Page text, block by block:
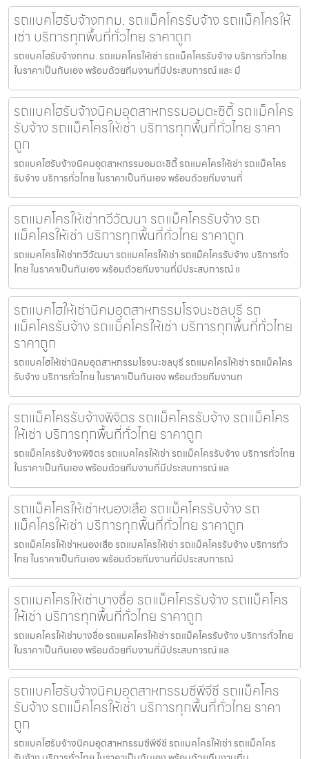
รถแบคโฮรับจ้างกทม. รถแม็คโครรับจ้าง รถแม็คโครให้
เช่า บริการทุกพื้นที่ทั่วไทย ราคาถูก
รถแบคโฮรับจ้างกทม. รถแมคโครให้เช่า รถแม็คโครรับจ้าง บริการทั่วไทย
ในราคาเป็นกันเอง พร้อมด้วยทีมงานที่มีประสบการณ์ และ มื
รถแบคโฮรับจ้างนิคมอุตสาหกรรมอมตะซิตี้ รถแม็คโคร
รับจ้าง รถแม็คโครให้เช่า บริการทุกพื้นที่ทั่วไทย ราคา
ถูก
รถแบคโฮรับจ้างนิคมอุตสาหกรรมอมตะซิตี้ รถแมคโครให้เช่า รถแม็คโคร
รับจ้าง บริการทั่วไทย ในราคาเป็นกันเอง พร้อมด้วยทีมงานที่
รถแมคโครให้เช่าทวีวัฒนา รถแม็คโครรับจ้าง รถ
แม็คโครให้เช่า บริการทุกพื้นที่ทั่วไทย ราคาถูก
รถแมคโครให้เช่าทวีวัฒนา รถแมคโครให้เช่า รถแม็คโครรับจ้าง บริการทั่ว
ไทย ในราคาเป็นกันเอง พร้อมด้วยทีมงานที่มีประสบการณ์ แ
รถแบคโฮให้เช่านิคมอุตสาหกรรมโรจนะชลบุรี รถ
แม็คโครรับจ้าง รถแม็คโครให้เช่า บริการทุกพื้นที่ทั่วไทย
ราคาถูก
รถแบคโฮให้เช่านิคมอุตสาหกรรมโรจนะชลบุรี รถแมคโครให้เช่า รถแม็คโคร
รับจ้าง บริการทั่วไทย ในราคาเป็นกันเอง พร้อมด้วยทีมงานท
รถแม็คโครรับจ้างพิจิตร รถแม็คโครรับจ้าง รถแม็คโคร
ให้เช่า บริการทุกพื้นที่ทั่วไทย ราคาถูก
รถแม็คโครรับจ้างพิจิตร รถแมคโครให้เช่า รถแม็คโครรับจ้าง บริการทั่วไทย
ในราคาเป็นกันเอง พร้อมด้วยทีมงานที่มีประสบการณ์ แล
รถแม็คโครให้เช่าหนองเสือ รถแม็คโครรับจ้าง รถ
แม็คโครให้เช่า บริการทุกพื้นที่ทั่วไทย ราคาถูก
รถแม็คโครให้เช่าหนองเสือ รถแมคโครให้เช่า รถแม็คโครรับจ้าง บริการทั่ว
ไทย ในราคาเป็นกันเอง พร้อมด้วยทีมงานที่มีประสบการณ์
รถแมคโครให้เช่าบางซื่อ รถแม็คโครรับจ้าง รถแม็คโคร
ให้เช่า บริการทุกพื้นที่ทั่วไทย ราคาถูก
รถแมคโครให้เช่าบางซื่อ รถแมคโครให้เช่า รถแม็คโครรับจ้าง บริการทั่วไทย
ในราคาเป็นกันเอง พร้อมด้วยทีมงานที่มีประสบการณ์ แล
รถแบคโฮรับจ้างนิคมอุตสาหกรรมซีพีจีซี รถแม็คโคร
รับจ้าง รถแม็คโครให้เช่า บริการทุกพื้นที่ทั่วไทย ราคา
ถูก
รถแบคโฮรับจ้างนิคมอุตสาหกรรมซีพีจีซี รถแมคโครให้เช่า รถแม็คโคร